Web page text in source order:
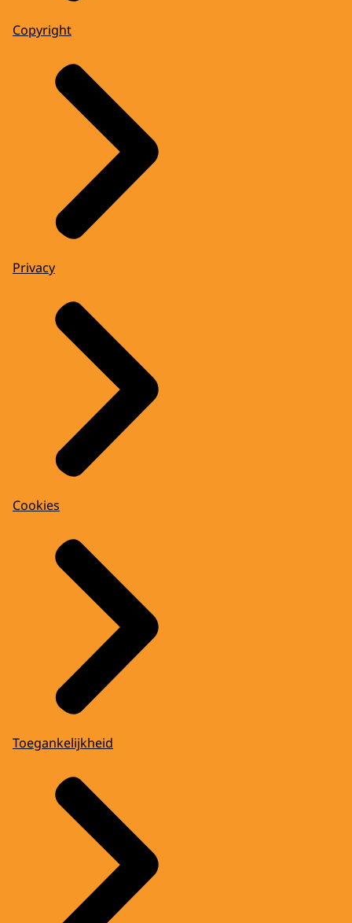
Copyright
Privacy
Cookies
Toegankelijkheid